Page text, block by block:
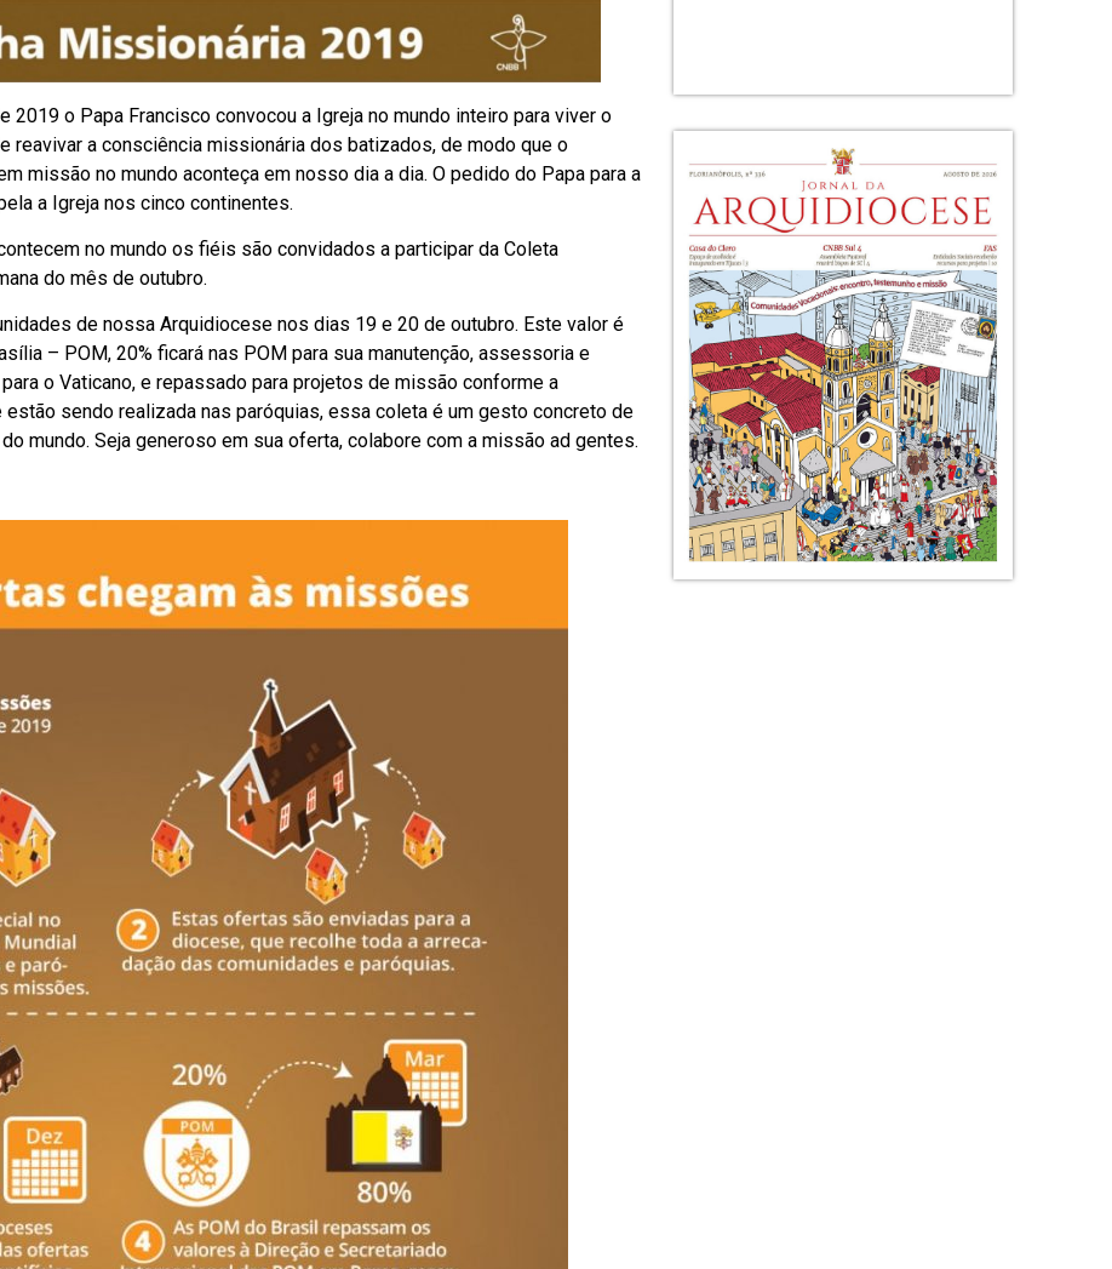
2019 o Papa Francisco convocou a Igreja no mundo inteiro para viver o
reavivar a consciência missionária dos batizados, de modo que o
missão no mundo aconteça em nosso dia a dia. O pedido do Papa para a
a Igreja nos cinco continentes.
no mundo os fiéis são convidados a participar da Coleta
do mês de outubro.
de nossa Arquidiocese nos dias 19 e 20 de outubro. Este valor é
– POM, 20% ficará nas POM para sua manutenção, assessoria e
o Vaticano, e repassado para projetos de missão conforme a
sendo realizada nas paróquias, essa coleta é um gesto concreto de
mundo. Seja generoso em sua oferta, colabore com a missão ad gentes.